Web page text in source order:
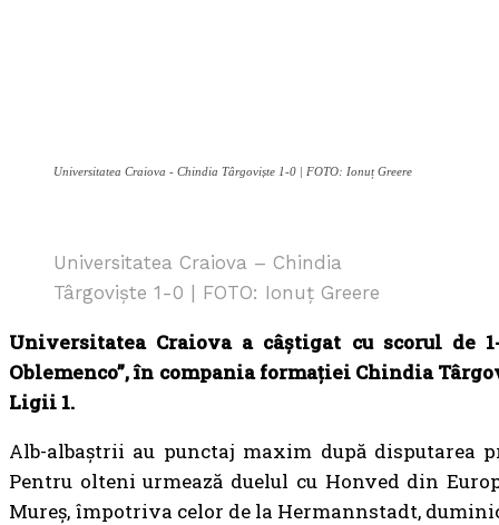
Universitatea Craiova - Chindia Târgoviște 1-0 | FOTO: Ionuț Greere
Universitatea Craiova – Chindia
Târgoviște 1-0 | FOTO: Ionuț Greere
Universitatea Craiova a câștigat cu scorul de
Oblemenco”, în compania formației Chindia
Ligii 1.
Alb-albaștrii au punctaj maxim după disputarea
Pentru olteni urmează duelul cu Honved din
Mureș, împotriva celor de la Hermannstadt,